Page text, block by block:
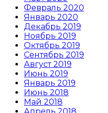
Февраль 2020
Январь 2020
Декабрь 2019
Ноябрь 2019
Октябрь 2019
Сентябрь 2019
Август 2019
Июнь 2019
Январь 2019
Июнь 2018
Май 2018
Апрель 2018